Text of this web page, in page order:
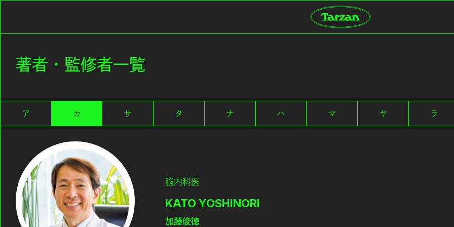
著者・監修者一覧
ア カ サ タ ナ ハ マ ヤ ラ
脳内科医
KATO YOSHINORI
加藤俊徳